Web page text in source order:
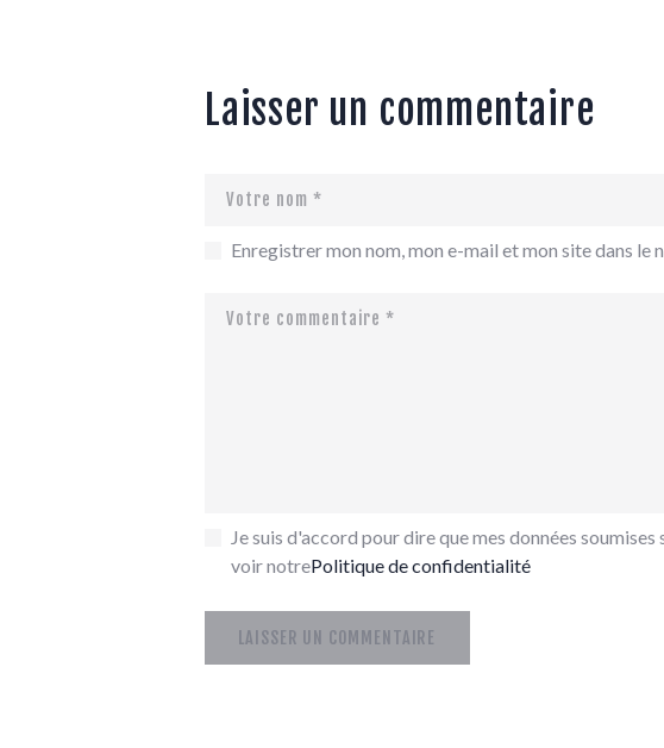
Laisser un commentaire
Enregistrer mon nom, mon e-mail et mon site dans
Je suis d'accord pour dire que mes données
voir notrePolitique de confidentialité